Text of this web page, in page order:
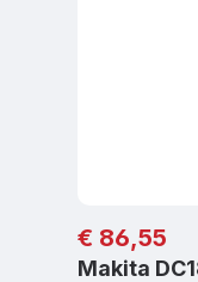
Regulärer
€ 86,55
Makita